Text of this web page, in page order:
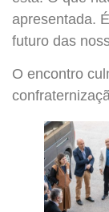
apresentada.
futuro das
O encontro